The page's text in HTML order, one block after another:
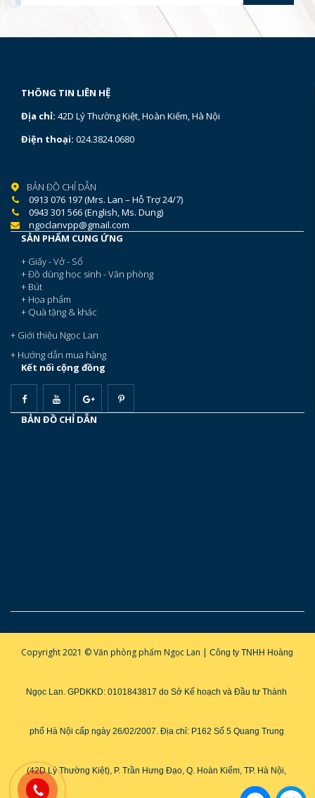
THÔNG TIN LIÊN HỆ
Địa chỉ: 42D Lý Thường Kiệt, Hoàn Kiếm, Hà Nội
Điện thoại: 024.3824.0680
BẢN ĐỒ CHỈ DẪN
0913 076 197 (Mrs. Lan – Hỗ Trợ 24/7)
0943 301 566 (English, Ms. Dung)
ngoclanvpp@gmail.com
SẢN PHẨM CUNG ỨNG
+ Giấy - Vở - Sổ
+ Đồ dùng học sinh - Văn phòng
+ Bút
+ Họa phẩm
+ Quà tặng & khác
+ Giới thiệu Ngọc Lan
+ Hướng dẫn mua hàng
Kết nối cộng đồng
BẢN ĐỒ CHỈ DẪN
Copyright 2021 © Văn phòng phẩm Ngọc Lan | Công ty TNHH Hoàng
Ngọc Lan. GPDKKD: 0101843817 do Sở Kế hoạch và Đầu tư Thành
phố Hà Nội cấp ngày 26/02/2007. Địa chỉ: P162 Số 5 Quang Trung
(42D Lý Thường Kiệt), P. Trần Hưng Đạo, Q. Hoàn Kiếm, TP. Hà Nội,